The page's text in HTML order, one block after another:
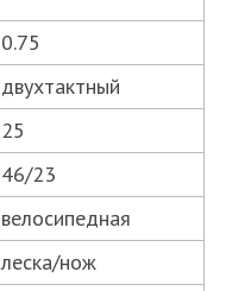
0.75
двухтактный
25
46/23
велосипедная
леска/нож